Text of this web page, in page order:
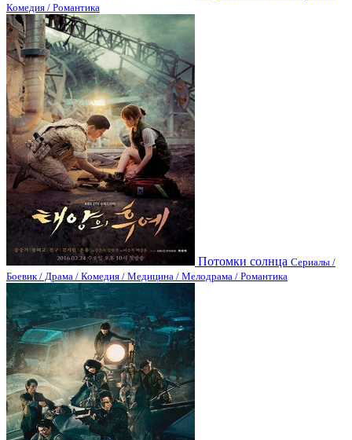
Комедия / Романтика
Потомки солнца Сериалы /
Боевик / Драма / Комедия / Медицина / Мелодрама / Романтика